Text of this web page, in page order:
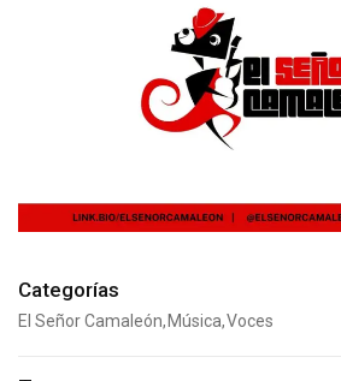
Categorías
El Señor Camaleón Música Voces